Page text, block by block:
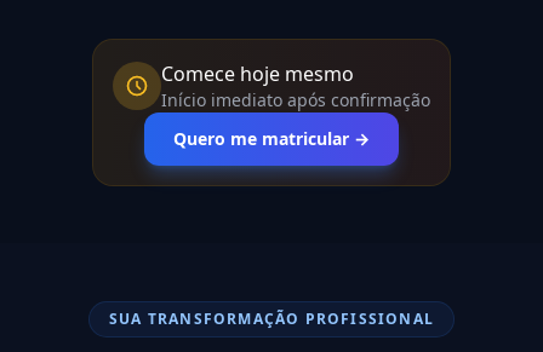
Comece hoje mesmo
Início imediato após confirmação
Quero me matricular →
SUA TRANSFORMAÇÃO PROFISSIONAL